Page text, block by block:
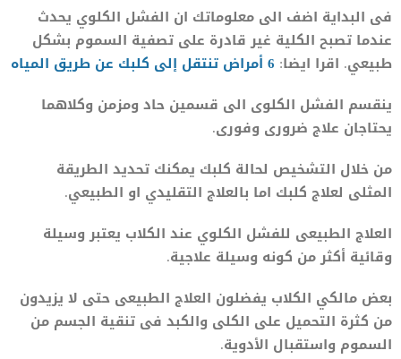
فى البداية اضف الى معلوماتك ان الفشل الكلوي يحدث
عندما تصبح الكلية غير قادرة على تصفية السموم بشكل
طبيعي. اقرا ايضا: 6 أمراض تنتقل إلى كلبك عن طريق المياه
ينقسم الفشل الكلوى الى قسمين حاد ومزمن وكلاهما
يحتاجان علاج ضرورى وفورى.
من خلال التشخيص لحالة كلبك يمكنك تحديد الطريقة
المثلى لعلاج كلبك اما بالعلاج التقليدي او الطبيعي.
العلاج الطبيعى للفشل الكلوي عند الكلاب يعتبر وسيلة
وقائية أكثر من كونه وسيلة علاجية.
بعض مالكي الكلاب يفضلون العلاج الطبيعى حتى لا يزيدون
من كثرة التحميل على الكلى والكبد فى تنقية الجسم من
السموم واستقبال الأدوية.